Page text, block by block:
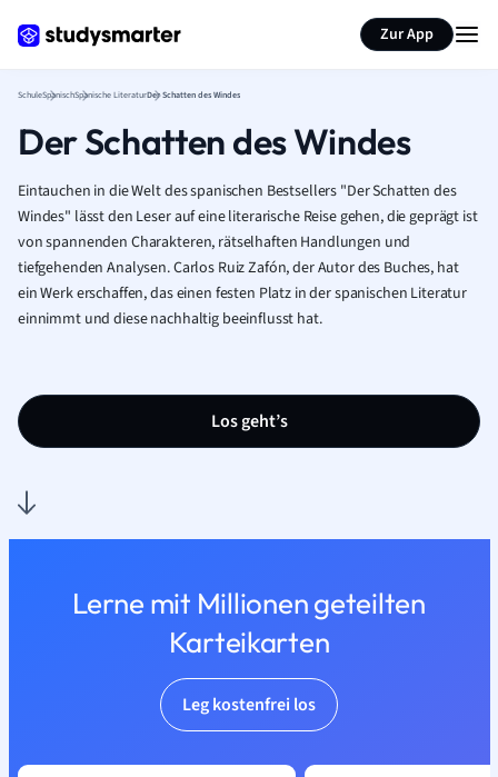
Zur App
SchuleSpanischSpanische LiteraturDer Schatten des Windes
Der Schatten des Windes
Eintauchen in die Welt des spanischen Bestsellers "Der Schatten des
Windes" lässt den Leser auf eine literarische Reise gehen, die geprägt ist
von spannenden Charakteren, rätselhaften Handlungen und
tiefgehenden Analysen. Carlos Ruiz Zafón, der Autor des Buches, hat
ein Werk erschaffen, das einen festen Platz in der spanischen Literatur
einnimmt und diese nachhaltig beeinflusst hat.
Los geht’s
Lerne mit Millionen geteilten
Karteikarten
Leg kostenfrei los
Seite zusammenfassen